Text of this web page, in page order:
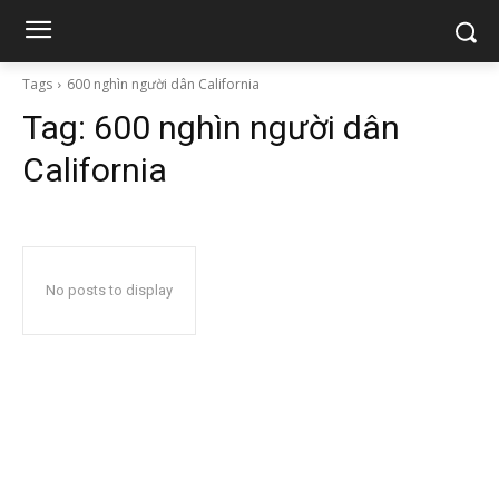
Tags 600 nghìn người dân California
Tag: 600 nghìn người dân
California
No posts to display